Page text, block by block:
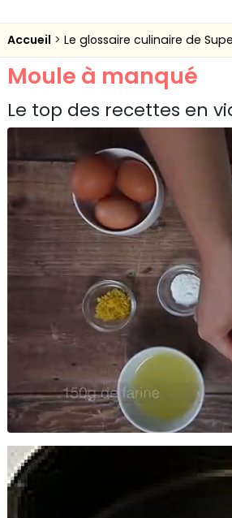
Accueil Le glossaire culinaire de
Moule à manqué
Le top des recettes en